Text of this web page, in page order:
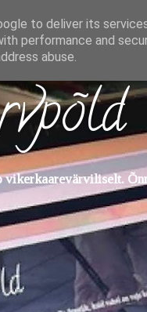
vikerkaarevärviliselt.
to deliver its
performance and
abuse.